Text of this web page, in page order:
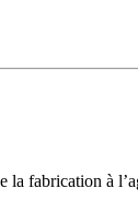
fabrication à